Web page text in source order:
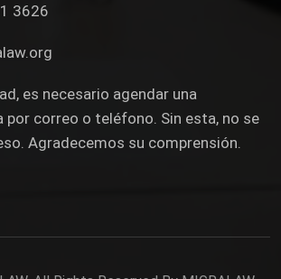
3626
es necesario agendar una
por correo o teléfono. Sin esta, no se
Agradecemos su comprensión.